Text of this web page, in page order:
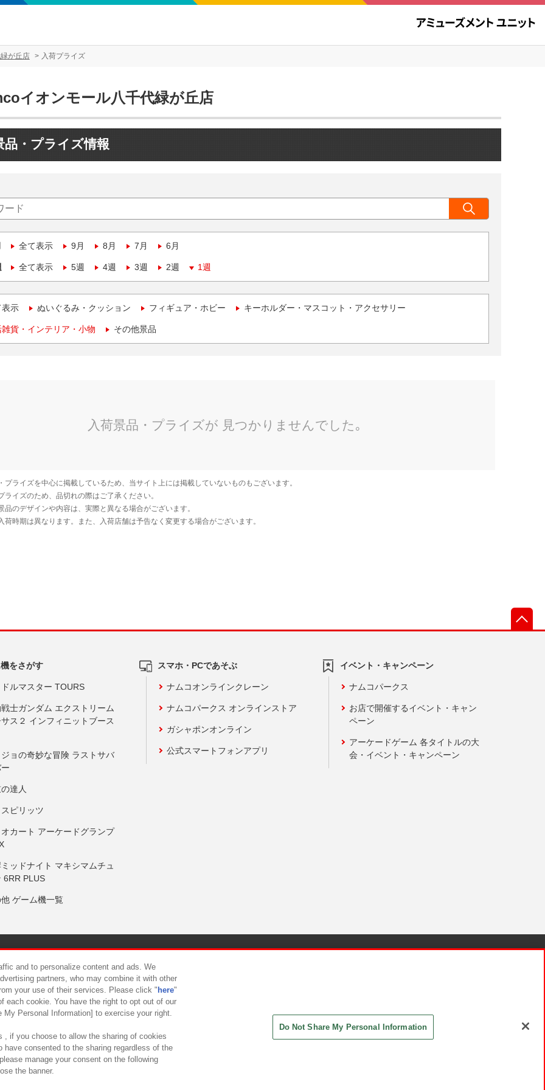
が丘店 入荷プライズ
イオンモール八千代緑が丘店
品・プライズ情報
全て表示 9月 8月 7月 6月
全て表示 5週 4週 3週 2週 1週
表示 ぬいぐるみ・クッション フィギュア・ホビー キーホルダー・マスコット・アクセサリー
貨・インテリア・小物 その他景品
をさがす
ルマスター TOURS
士ガンダム エクストリーム
ス２ インフィニットブース
ョの奇妙な冒険 ラストサバ
達人
ピリッツ
カート アーケードグランプ
ッドナイト マキシマムチュ
6RR PLUS
ゲーム機一覧
スマホ・PCであそぶ
ナムコオンラインクレーン
ナムコパークス オンラインストア
ガシャポンオンライン
公式スマートフォンアプリ
イベント・キャンペーン
ナムコパークス
お店で開催するイベント・キャン
ペーン
アーケードゲーム 各タイトルの大
会・イベント・キャンペーン
について カスタマーハラスメント対応方針
and to personalize content and ads. We
partners, who may combine it with other
your use of their services. Please click " here"
each cookie. You have the right to opt out of our
Personal Information] to exercise your right.
, if you choose to allow the sharing of cookies
have consented to the sharing regardless of the
manage your consent on the following
the banner.
Do Not Share My Personal Information